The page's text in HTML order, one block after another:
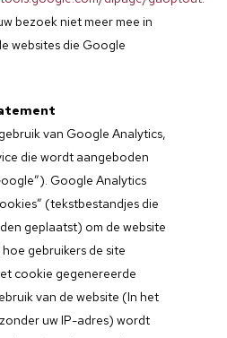
bezoek niet meer mee in
websites die Google
van Google Analytics,
die wordt aangeboden
Google Analytics
(tekstbestandjes die
geplaatst) om de website
gebruikers de site
cookie gegenereerde
van de website (In het
uw IP-adres) wordt